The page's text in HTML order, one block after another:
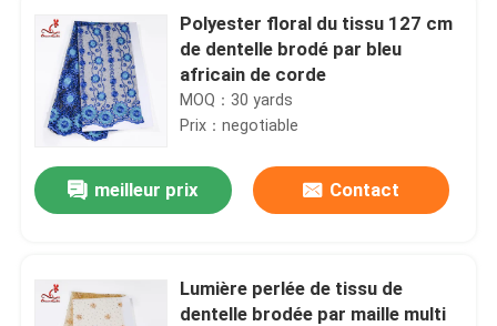
Polyester floral du tissu 127 cm
de dentelle brodé par bleu
africain de corde
MOQ：30 yards
Prix：negotiable
meilleur prix Contact
Lumière perlée de tissu de
dentelle brodée par maille multi